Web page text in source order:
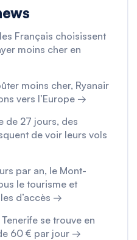
Français choisissent
moins cher en
moins cher, Ryanair
vers l’Europe →
de 27 jours, des
de voir leurs vols
par an, le Mont-
le tourisme et
d’accès →
se trouve en
60 € par jour →